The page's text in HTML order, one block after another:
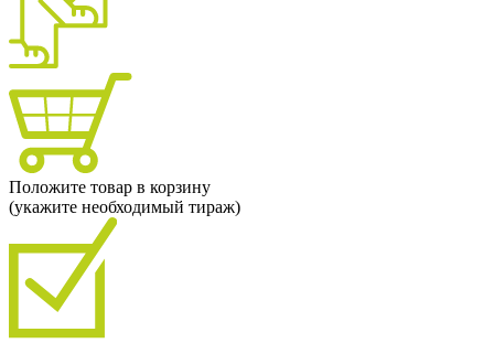
Положите товар в корзину
(укажите необходимый тираж)